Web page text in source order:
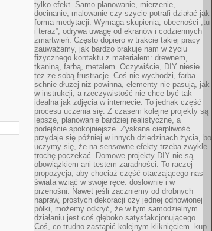
tylko efekt. Samo planowanie, mierzenie,
docinanie, malowanie czy szycie potrafi działać jak
forma medytacji. Wymaga skupienia, obecności „tu
i teraz”, odrywa uwagę od ekranów i codziennych
zmartwień. Często dopiero w trakcie takiej pracy
zauważamy, jak bardzo brakuje nam w życiu
fizycznego kontaktu z materiałem: drewnem,
tkaniną, farbą, metalem. Oczywiście, DIY niesie
też ze sobą frustracje. Coś nie wychodzi, farba
schnie dłużej niż powinna, elementy nie pasują, jak
w instrukcji, a rzeczywistość nie chce być tak
idealna jak zdjęcia w internecie. To jednak część
procesu uczenia się. Z czasem kolejne projekty są
lepsze, planowanie bardziej realistyczne, a
podejście spokojniejsze. Zyskana cierpliwość
przydaje się później w innych dziedzinach życia, bo
uczymy się, że na sensowne efekty trzeba zwykle
trochę poczekać. Domowe projekty DIY nie są
obowiązkiem ani testem zaradności. To raczej
propozycja, aby chociaż część otaczającego nas
świata wziąć w swoje ręce: dosłownie i w
przenośni. Nawet jeśli zaczniemy od drobnych
napraw, prostych dekoracji czy jednej odnowionej
półki, możemy odkryć, że w tym samodzielnym
działaniu jest coś głęboko satysfakcjonującego.
Coś, co trudno zastąpić kolejnym kliknięciem „kup